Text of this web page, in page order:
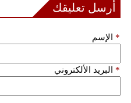
أرسل تعليقك
الإسم *
البريد الألكتروني *